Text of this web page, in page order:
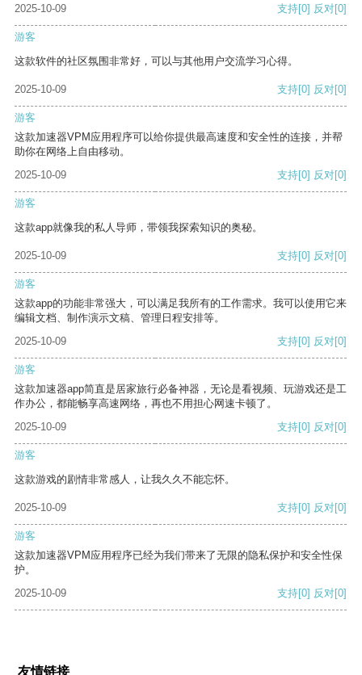
2025-10-09
支持[0] 反对[0]
游客
这款软件的社区氛围非常好，可以与其他用户交流学习心得。
2025-10-09 支持[0] 反对[0]
游客
这款加速器VPM应用程序可以给你提供最高速度和安全性的连接，并帮
助你在网络上自由移动。
2025-10-09
支持[0] 反对[0]
游客
这款app就像我的私人导师，带领我探索知识的奥秘。
2025-10-09 支持[0] 反对[0]
游客
这款app的功能非常强大，可以满足我所有的工作需求。我可以使用它来
编辑文档、制作演示文稿、管理日程安排等。
2025-10-09
支持[0] 反对[0]
游客
这款加速器app简直是居家旅行必备神器，无论是看视频、玩游戏还是工
作办公，都能畅享高速网络，再也不用担心网速卡顿了。
2025-10-09
支持[0] 反对[0]
游客
这款游戏的剧情非常感人，让我久久不能忘怀。
2025-10-09 支持[0] 反对[0]
游客
这款加速器VPM应用程序已经为我们带来了无限的隐私保护和安全性保
护。
2025-10-09
支持[0] 反对[0]
友情链接